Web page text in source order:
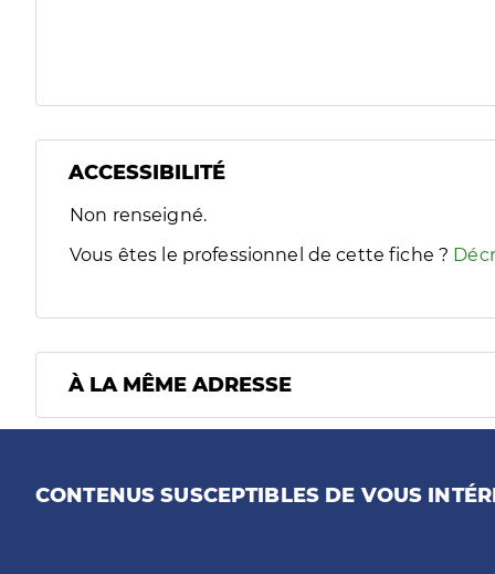
ACCESSIBILITÉ
Filtres
Sélectionnez un ou plusieurs handicaps/besoins
Non renseigné.
Vous êtes le professionnel de cette fiche ?
À LA MÊME ADRESSE
CONTENUS SUSCEPTIBLES DE VOUS